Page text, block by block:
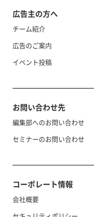
広告主の方へ
チーム紹介
広告のご案内
イベント投稿
お問い合わせ先
編集部へのお問い合わせ
セミナーのお問い合わせ
コーポレート情報
会社概要